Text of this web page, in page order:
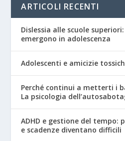
ARTICOLI RECENTI
Dislessia alle scuole
emergono in adolescenza
Adolescenti e amicizie
Perché continui a metterti i
La psicologia
ADHD e gestione del tempo:
e scadenze diventano difficili